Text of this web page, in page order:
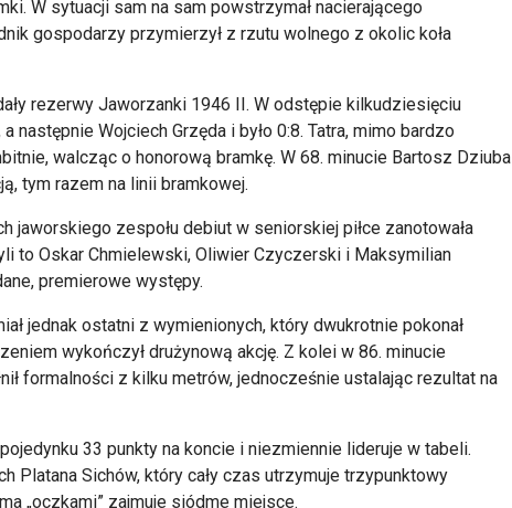
W sytuacji sam na sam powstrzymał nacierającego
gospodarzy przymierzył z rzutu wolnego z okolic koła
rezerwy Jaworzanki 1946 II. W odstępie kilkudziesięciu
następnie Wojciech Grzęda i było 0:8. Tatra, mimo bardzo
walcząc o honorową bramkę. W 68. minucie Bartosz Dziuba
tym razem na linii bramkowej.
jaworskiego zespołu debiut w seniorskiej piłce zanotowała
to Oskar Chmielewski, Oliwier Czyczerski i Maksymilian
premierowe występy.
jednak ostatni z wymienionych, który dwukrotnie pokonał
wykończył drużynową akcję. Z kolei w 86. minucie
formalności z kilku metrów, jednocześnie ustalając rezultat na
33 punkty na koncie i niezmiennie lideruje w tabeli.
Platana Sichów, który cały czas utrzymuje trzypunktowy
„oczkami” zajmuje siódme miejsce.